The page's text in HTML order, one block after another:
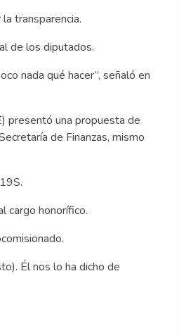
transparencia.
de los diputados.
nada qué hacer”, señaló en
presentó una propuesta de
de Finanzas, mismo
cargo honorífico.
Él nos lo ha dicho de